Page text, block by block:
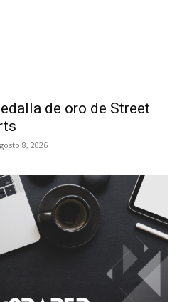
de oro de Street
8, 2026